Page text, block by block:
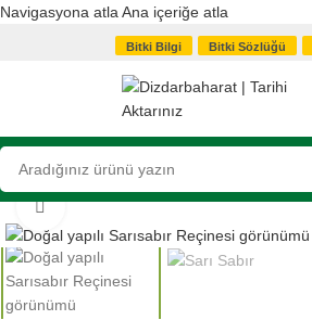
Navigasyona atla Ana içeriğe atla
Bitki Sözlüğü
Bitki Bilgi
Büyütmek için tıklayın